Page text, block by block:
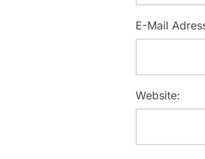
E-Mail
Website: